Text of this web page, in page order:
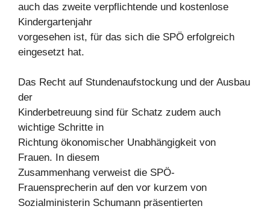
auch das zweite verpflichtende und kostenlose
Kindergartenjahr
vorgesehen ist, für das sich die SPÖ erfolgreich
eingesetzt hat.
Das Recht auf Stundenaufstockung und der Ausbau
der
Kinderbetreuung sind für Schatz zudem auch
wichtige Schritte in
Richtung ökonomischer Unabhängigkeit von
Frauen. In diesem
Zusammenhang verweist die SPÖ-
Frauensprecherin auf den vor kurzem von
Sozialministerin Schumann präsentierten